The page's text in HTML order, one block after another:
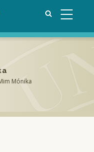
Mónika